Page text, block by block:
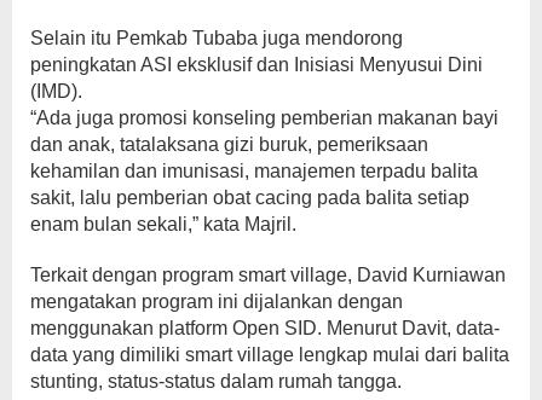
Selain itu Pemkab Tubaba juga mendorong
peningkatan ASI eksklusif dan Inisiasi Menyusui Dini
(IMD).
“Ada juga promosi konseling pemberian makanan bayi
dan anak, tatalaksana gizi buruk, pemeriksaan
kehamilan dan imunisasi, manajemen terpadu balita
sakit, lalu pemberian obat cacing pada balita setiap
enam bulan sekali,” kata Majril.
Terkait dengan program smart village, David Kurniawan
mengatakan program ini dijalankan dengan
menggunakan platform Open SID. Menurut Davit, data-
data yang dimiliki smart village lengkap mulai dari balita
stunting, status-status dalam rumah tangga.